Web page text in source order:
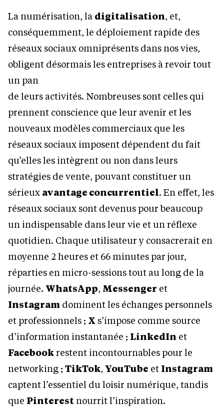
La numérisation, la digitalisation, et,
conséquemment, le déploiement rapide des
réseaux sociaux omniprésents dans nos vies,
obligent désormais les entreprises à revoir tout
un pan
de leurs activités. Nombreuses sont celles qui
prennent conscience que leur avenir et les
nouveaux modèles commerciaux que les
réseaux sociaux imposent dépendent du fait
qu’elles les intègrent ou non dans leurs
stratégies de vente, pouvant constituer un
sérieux avantage concurrentiel. En effet, les
réseaux sociaux sont devenus pour beaucoup
un indispensable dans leur vie et un réflexe
quotidien. Chaque utilisateur y consacrerait en
moyenne 2 heures et 66 minutes par jour,
réparties en micro-sessions tout au long de la
journée. WhatsApp, Messenger et
Instagram dominent les échanges personnels
et professionnels ; X s’impose comme source
d’information instantanée ; LinkedIn et
Facebookrestent incontournables pour le
networking ; TikTok, YouTube et Instagram
captent l’essentiel du loisir numérique, tandis
que Pinterest nourrit l’inspiration.